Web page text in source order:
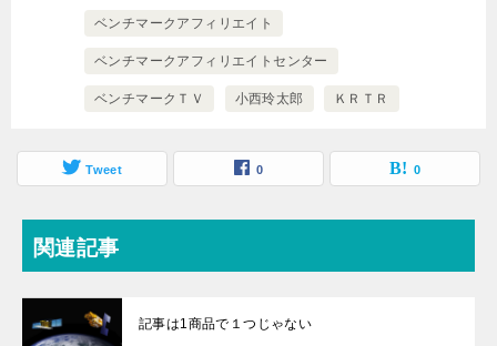
ベンチマークアフィリエイト
ベンチマークアフィリエイトセンター
ベンチマークＴＶ 小西玲太郎 ＫＲＴＲ
Tweet 0 0
関連記事
記事は1商品で１つじゃない